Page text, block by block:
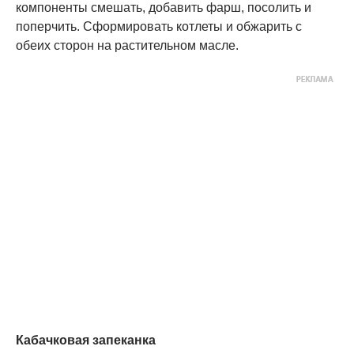
компоненты смешать, добавить фарш, посолить и
поперчить. Сформировать котлеты и обжарить с
обеих сторон на растительном масле.
Кабачковая запеканка